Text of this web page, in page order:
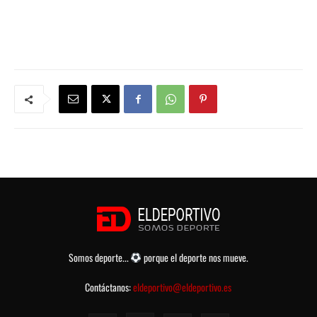
Somos deporte...
porque el deporte nos mueve.
Contáctanos:eldeportivo@eldeportivo.es